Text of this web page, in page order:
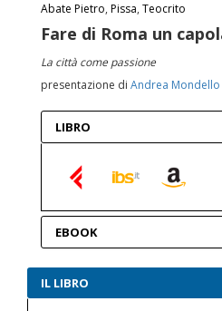
Abate Pietro, Pissa, Teocrito
Fare di Roma un
La città come passione
presentazione di Andrea Mondello
LIBRO
EBOOK
IL LIBRO